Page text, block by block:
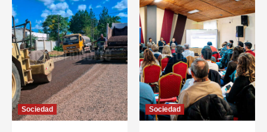
Sociedad Sociedad